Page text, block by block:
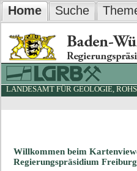
Home Suche
LANDESAMT FÜR GEOLOGIE,
Willkommen beim
Regierungspräsidium Freiburg